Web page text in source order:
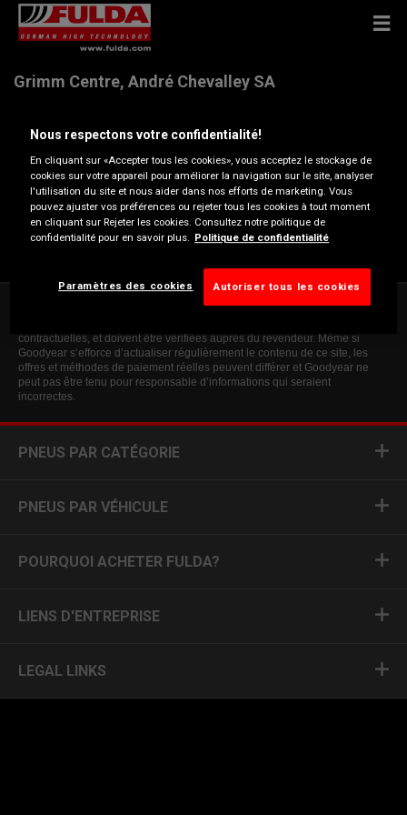
Grimm Centre, André Chevalley SA
Avenue des Morgines 26 , 1213 Petit Lancy
Ouvrir directions
Voir numéro de téléphone
Ce site web donne des informations générales à titre indicatif uniquement.
contractuelles, et doivent être vérifiées auprès du revendeur. Même si
Goodyear s’efforce d’actualiser régulièrement le contenu de ce site, les
offres et méthodes de paiement réelles peuvent différer et Goodyear ne
peut pas être tenu pour responsable d’informations qui seraient
incorrectes.
PNEUS PAR CATÉGORIE
PNEUS PAR VÉHICULE
POURQUOI ACHETER FULDA?
LIENS D'ENTREPRISE
LEGAL LINKS
Nous respectons votre confidentialité!
En cliquant sur «Accepter tous les cookies», vous acceptez le stockage de
cookies sur votre appareil pour améliorer la navigation sur le site, analyser
l'utilisation du site et nous aider dans nos efforts de marketing. Vous
pouvez ajuster vos préférences ou rejeter tous les cookies à tout moment
en cliquant sur Rejeter les cookies. Consultez notre politique de
confidentialité pour en savoir plus. Politique de confidentialité
Paramètres des cookies Autoriser tous les cookies